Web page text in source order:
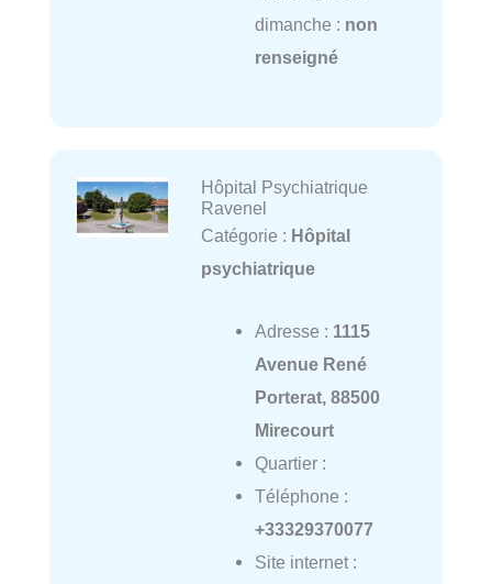
dimanche : non
renseigné
Hôpital Psychiatrique
Ravenel
Catégorie : Hôpital
psychiatrique
Adresse : 1115
Avenue René
Porterat, 88500
Mirecourt
Quartier :
Téléphone :
+33329370077
Site internet :